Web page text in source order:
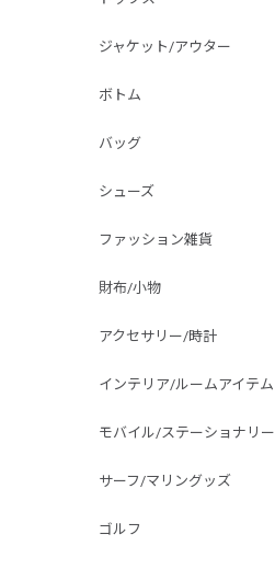
ジャケット/アウター
ボトム
バッグ
シューズ
ファッション雑貨
財布/小物
アクセサリー/時計
インテリア/ルームアイテム
モバイル/ステーショナリー
サーフ/マリングッズ
ゴルフ